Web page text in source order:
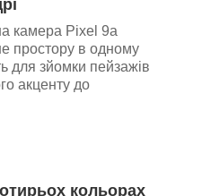
камера Pixel 9a
простору в одному
для зйомки пейзажів
акценту до
кольорах